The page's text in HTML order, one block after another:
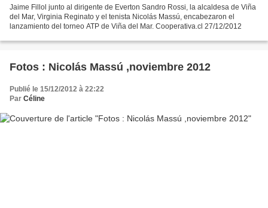
Jaime Fillol junto al dirigente de Everton Sandro Rossi, la alcaldesa de Viña
del Mar, Virginia Reginato y el tenista Nicolás Massú, encabezaron el
lanzamiento del torneo ATP de Viña del Mar. Cooperativa.cl 27/12/2012
Fotos : Nicolás Massú ,noviembre 2012
Publié le 15/12/2012 à 22:22
Par Céline